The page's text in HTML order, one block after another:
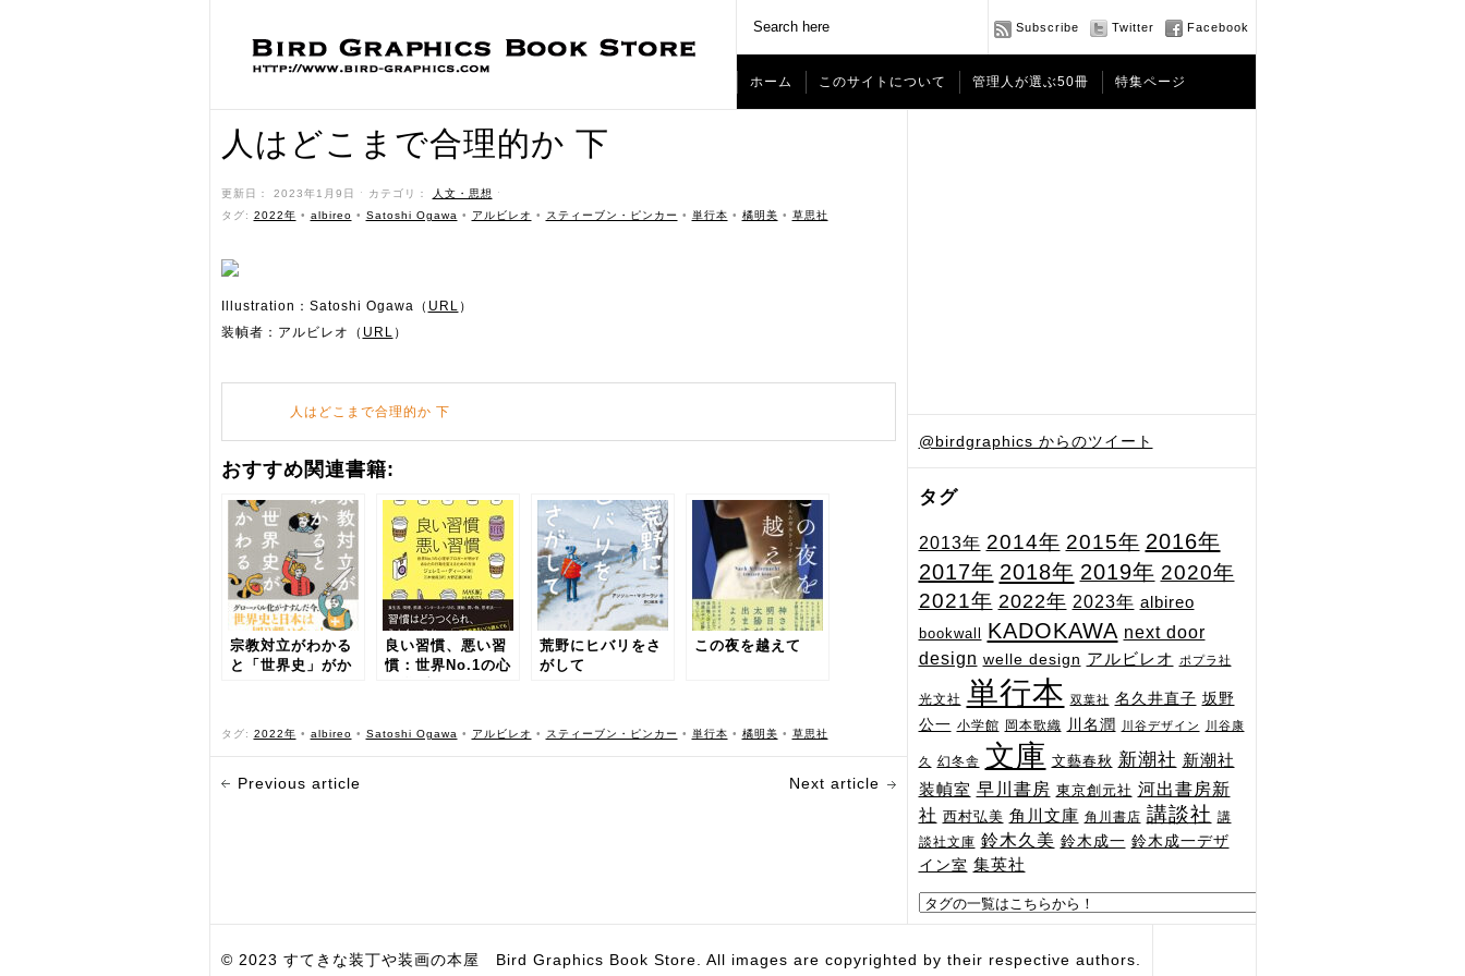
Subscribe Twitter Facebook
ホーム このサイトについて 管理人が選ぶ50冊 特集ページ
@birdgraphics からのツイート
タグ
2013年 2014年 2015年 2016年
2017年 2018年 2019年 2020年
2021年 2022年 2023年 albireo
bookwall KADOKAWA next door
design welle design アルビレオ ポプラ社
光文社 単行本 双葉社 名久井直子 坂野
公一 小学館 岡本歌織 川名潤 川谷デザイン 川谷康
久 幻冬舎 文庫 文藝春秋 新潮社 新潮社
装幀室 早川書房 東京創元社 河出書房新
社 西村弘美 角川文庫 角川書店 講談社 講
談社文庫 鈴木久美 鈴木成一 鈴木成一デザ
イン室 集英社
人はどこまで合理的か 下
更新日： 2023年1月9日 ˑ カテゴリ： 人文・思想
ˑ
タグ: 2022年 • albireo • Satoshi Ogawa • アルビレオ • スティーブン・ピンカー • 単行本 • 橘明美 • 草思社
Illustration：Satoshi Ogawa（ URL ）
装幀者：アルビレオ（ URL ）
人はどこまで合理的か 下
おすすめ関連書籍:
宗教対立がわかる
と「世界史」がか
良い習慣、悪い習
慣：世界No.1の心
法
荒野にヒバリをさ
がして
この夜を越えて
タグ: 2022年 • albireo • Satoshi Ogawa • アルビレオ • スティーブン・ピンカー • 単行本 • 橘明美 • 草思社
Previous article Next article
© 2023 すてきな装丁や装画の本屋 Bird Graphics Book Store. All images are copyrighted by their respective authors.